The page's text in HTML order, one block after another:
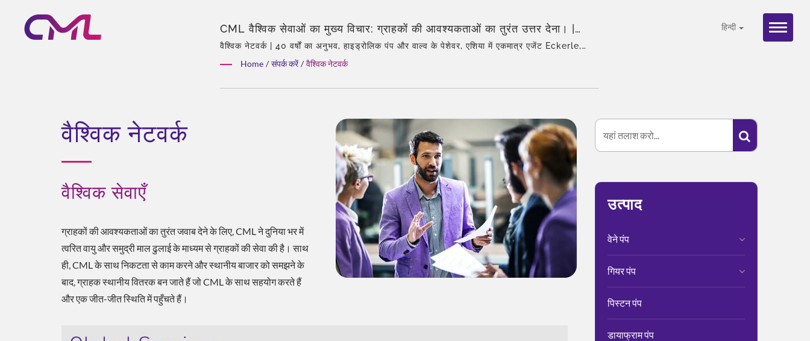
हिन्दी
CML वैश्विक सेवाओं का मुख्य विचार: ग्राहकों की आवश्यकताओं का तुरंत उत्तर देना। |
EMC, ISO 9001, और CE प्रमाणित हाइड्रोलिक वाल्व – CML की वैश्विक मान्यता
वैश्विक नेटवर्क | 40 वर्षों का अनुभव, हाइड्रोलिक पंप और वाल्व के पेशेवर, एशिया में एकमात्र एजेंट Eckerle,
अनुभवी टीम, समृद्ध उत्पाद प्रकार, कुल समाधान, लचीली अनुकूलन, वैश्विक वितरण।
Home / संपर्क करें / वैश्विक नेटवर्क
वैश्विक नेटवर्क
वैश्विक सेवाएँ
ग्राहकों की आवश्यकताओं का तुरंत जवाब देने के लिए, CML ने दुनिया भर में
त्वरित वायु और समुद्री माल ढुलाई के माध्यम से ग्राहकों की सेवा की है। साथ
ही, CML के साथ निकटता से काम करने और स्थानीय बाजार को समझने के
बाद, ग्राहक स्थानीय वितरक बन जाते हैं जो CML के साथ सहयोग करते हैं
और एक जीत-जीत स्थिति में पहुँचते हैं।
उत्पाद
वेने पंप
गियर पंप
पिस्टन पंप
डायाफ्राम पंप